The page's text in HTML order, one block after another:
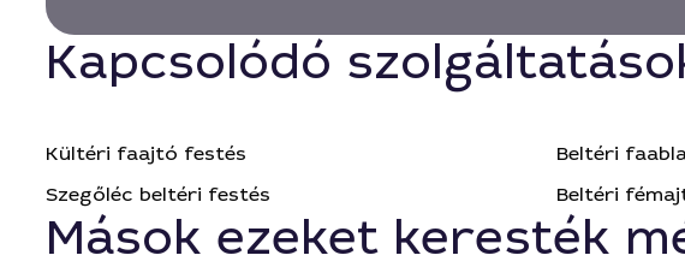
Kapcsolódó
Kültéri faajtó festés Beltéri
Szegőléc beltéri festés
Beltéri
Mások ezeket keresték